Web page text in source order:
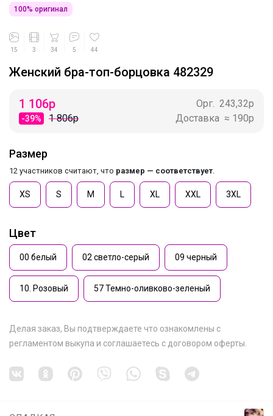
100% оригинал
15 3 34 5 44
Женский бра-топ-борцовка 482329
1 106р
-39% 1 806р
Орг.
243,32р
Доставка ≈ 190р
Размер
12 участников считают, что размер — соответствует
XS S M L XL XXL 3XL
Цвет
00 белый 02 светло-серый 09 черный
10. Розовый 57 Темно-оливково-зеленый
Делая заказ, Вы подтверждаете что ознакомлены с
регламентом выкупа и соглашаетесь с договором оферты